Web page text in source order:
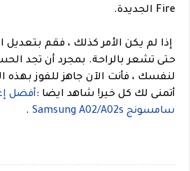
Fire الجديدة.
إذا لم يكن الأمر كذلك ، فقم بتعديل
حتى تشعر بالراحة. بمجرد أن تجد
لنفسك ، فأنت الآن جاهز للفوز بهذه
أتمنى لك كل خير! شاهد ايضا :أفضل
سامسونج Samsung A02/A02s
.